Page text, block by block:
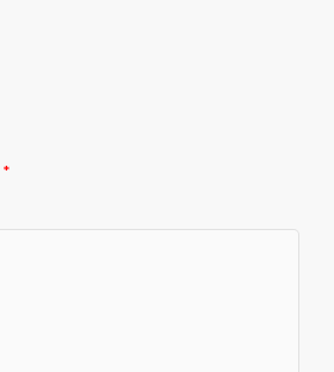
*